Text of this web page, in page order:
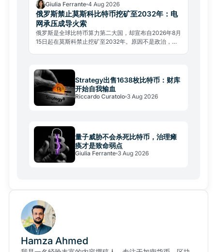
Giulia Ferrante 4 Aug 2026
俄罗斯禁止莫斯科比特币挖矿至2032年：电
网承压成导火索
俄罗斯是全球比特币算力第二大国，却宣布自2026年8月
15日起在莫斯科禁止挖矿至2032年。原因不是政治，而
Strategy出售1638枚比特币：财库
开始自我输血
Riccardo Curatolo 3 Aug 2026
量子威胁不会杀死比特币，治理瘫
痪才是致命弱点
Giulia Ferrante 3 Aug 2026
Hamza Ahmed